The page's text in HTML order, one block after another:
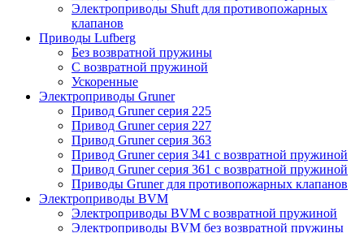
Электроприводы Shuft для противопожарных
клапанов
Приводы Lufberg
Без возвратной пружины
С возвратной пружиной
Ускоренные
Электроприводы Gruner
Привод Gruner серия 225
Привод Gruner серия 227
Привод Gruner серия 363
Привод Gruner серия 341 с возвратной пружиной
Привод Gruner серия 361 с возвратной пружиной
Приводы Gruner для противопожарных клапанов
Электроприводы BVM
Электроприводы BVM с возвратной пружиной
Электроприводы BVM без возвратной пружины